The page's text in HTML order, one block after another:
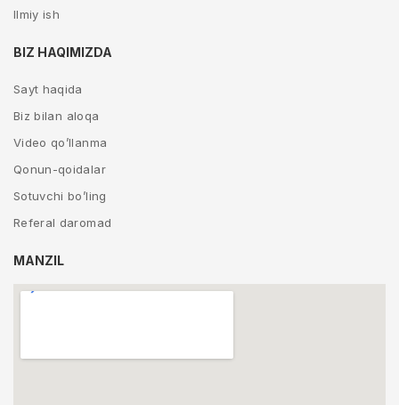
Ilmiy ish
BIZ HAQIMIZDA
Sayt haqida
Biz bilan aloqa
Video qo’llanma
Qonun-qoidalar
Sotuvchi bo’ling
Referal daromad
MANZIL